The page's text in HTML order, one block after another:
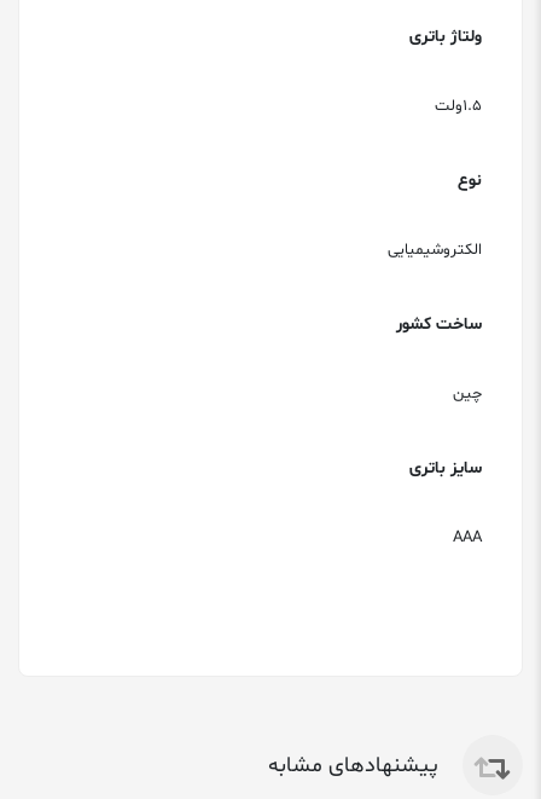
ولتاژ باتری
1.5ولت
نوع
الکتروشیمیایی
ساخت کشور
چین
سایز باتری
AAA
پیشنهادهای مشابه